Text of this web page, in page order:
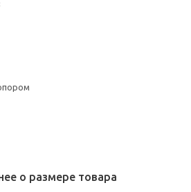
о размере товара